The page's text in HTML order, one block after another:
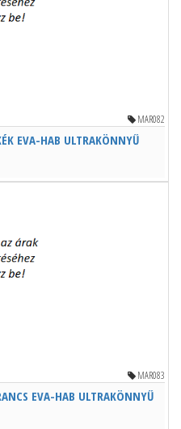
MAR082
EVA-HAB ULTRAKÖNNYŰ
MAR083
EVA-HAB ULTRAKÖNNYŰ